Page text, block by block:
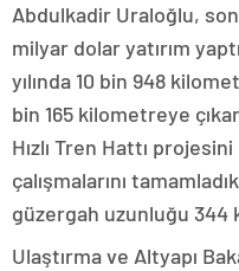
Abdulkadir Uraloğlu,
milyar dolar yatırım
yılında 10 bin 948
bin 165 kilometreye
Hızlı Tren Hattı
çalışmalarını
güzergah uzunluğu 344
Ulaştırma ve Altyapı